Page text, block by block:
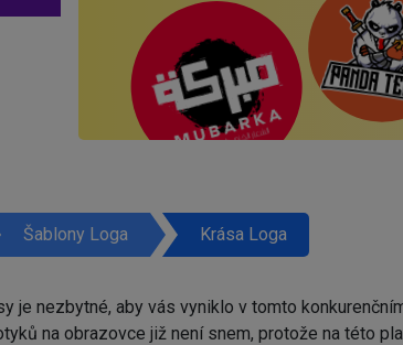
Šablony Loga Krása Loga
je nezbytné, aby vás vyniklo v tomto
na obrazovce již není snem, protože na této